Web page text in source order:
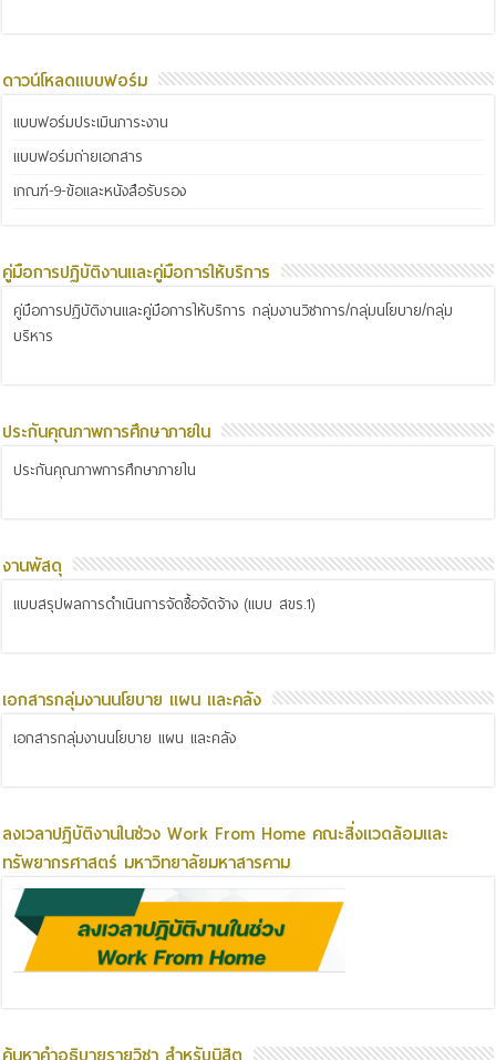
ดาวน์โหลดแบบฟอร์ม
แบบฟอร์มประเมินภาระงาน
แบบฟอร์มถ่ายเอกสาร
เกณฑ์-9-ข้อและหนังสือรับรอง
คู่มือการปฏิบัติงานและคู่มือการให้บริการ
คู่มือการปฏิบัติงานและคู่มือการให้บริการ กลุ่มงานวิชาการ/กลุ่มนโยบาย/กลุ่ม
บริหาร
ประกันคุณภาพการศึกษาภายใน
ประกันคุณภาพการศึกษาภายใน
งานพัสดุ
แบบสรุปผลการดำเนินการจัดซื้อจัดจ้าง (แบบ สขร.1)
เอกสารกลุ่มงานนโยบาย แผน และคลัง
เอกสารกลุ่มงานนโยบาย แผน และคลัง
ลงเวลาปฏิบัติงานในช่วง Work From Home คณะสิ่งแวดล้อมและ
ทรัพยากรศาสตร์ มหาวิทยาลัยมหาสารคาม